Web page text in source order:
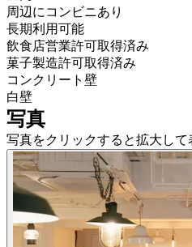
周辺にコンビニあり
長期利用可能
飲食店営業許可取得済み
菓子製造許可取得済み
コンクリート壁
白壁
写真
写真をクリックすると拡大して